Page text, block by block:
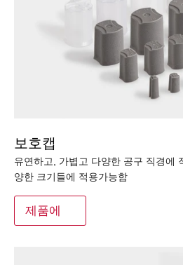
보호캡
유연하고, 가볍고 다양한 공구 직경에
양한 크기들에 적용가능함
제품에